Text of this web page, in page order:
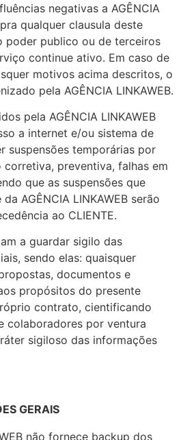
negativas a AGÊNCIA
qualquer clausula deste
publico ou de terceiros
continue ativo. Em caso de
motivos acima descritos, o
pela AGÊNCIA LINKAWEB.
pela AGÊNCIA LINKAWEB
a internet e/ou sistema de
suspensões temporárias por
preventiva, falhas em
que as suspensões que
AGÊNCIA LINKAWEB serão
ao CLIENTE.
a guardar sigilo das
sendo elas: quaisquer
documentos e
propósitos do presente
contrato, cientificando
colaboradores por ventura
sigiloso das informações
GERAIS
não fornece backup dos